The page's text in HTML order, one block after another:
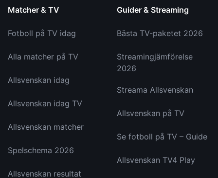
Matcher & TV
Fotboll på TV idag
Alla matcher på TV
Allsvenskan idag
Allsvenskan idag TV
Allsvenskan matcher
Spelschema 2026
Allsvenskan resultat
Guider & Streaming
Bästa TV-paketet 2026
Streamingjämförelse
2026
Streama Allsvenskan
Allsvenskan på TV
Se fotboll på TV – Guide
Allsvenskan TV4 Play